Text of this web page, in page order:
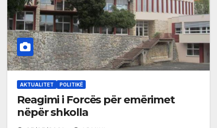
AKTUALITET POLITIKË
Reagimi i Forcës për emërimet
nëpër shkolla